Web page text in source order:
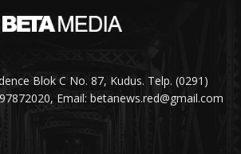
Blok C No. 87, Kudus. Telp. (0291)
Email: betanews.red@gmail.com